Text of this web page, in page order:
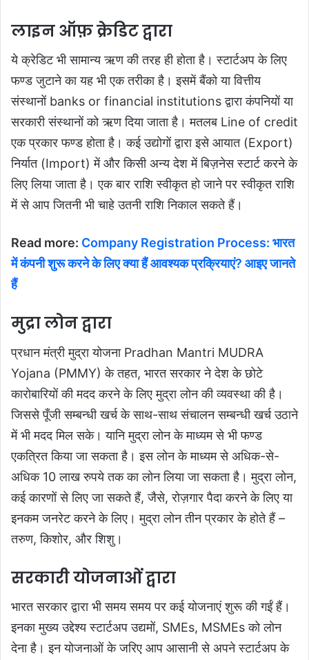
लाइन ऑफ़ क्रेडिट द्वारा
ये क्रेडिट भी सामान्य ऋण की तरह ही होता है। स्टार्टअप के लिए
फण्ड जुटाने का यह भी एक तरीका है। इसमें बैंको या वित्तीय
संस्थानों banks or financial institutions द्वारा कंपनियों या
सरकारी संस्थानों को ऋण दिया जाता है। मतलब Line of credit
एक प्रकार फण्ड होता है। कई उद्योगों द्वारा इसे आयात (Export)
निर्यात (Import) में और किसी अन्य देश में बिज़नेस स्टार्ट करने के
लिए लिया जाता है। एक बार राशि स्वीकृत हो जाने पर स्वीकृत राशि
में से आप जितनी भी चाहे उतनी राशि निकाल सकते हैं।
Read more: Company Registration Process: भारत
में कंपनी शुरू करने के लिए क्या हैं आवश्यक प्रक्रियाएं? आइए जानते
हैं
मुद्रा लोन द्वारा
प्रधान मंत्री मुद्रा योजना Pradhan Mantri MUDRA
Yojana (PMMY) के तहत, भारत सरकार ने देश के छोटे
कारोबारियों की मदद करने के लिए मुद्रा लोन की व्यवस्था की है।
जिससे पूँजी सम्बन्धी खर्च के साथ-साथ संचालन सम्बन्धी खर्च उठाने
में भी मदद मिल सके। यानि मुद्रा लोन के माध्यम से भी फण्ड
एकत्रित किया जा सकता है। इस लोन के माध्यम से अधिक-से-
अधिक 10 लाख रुपये तक का लोन लिया जा सकता है। मुद्रा लोन,
कई कारणों से लिए जा सकते हैं, जैसे, रोज़गार पैदा करने के लिए या
इनकम जनरेट करने के लिए। मुद्रा लोन तीन प्रकार के होते हैं –
तरुण, किशोर, और शिशु।
सरकारी योजनाओं द्वारा
भारत सरकार द्वारा भी समय समय पर कई योजनाएं शुरू की गईं हैं।
इनका मुख्य उद्देश्य स्टार्टअप उद्यमों, SMEs, MSMEs को लोन
देना है। इन योजनाओं के जरिए आप आसानी से अपने स्टार्टअप के